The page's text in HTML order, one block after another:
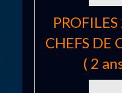
CHEFS DE
( 2